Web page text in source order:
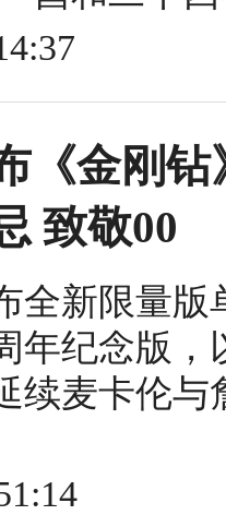
《金刚
致敬00
全新限量
年纪念版
续麦卡伦